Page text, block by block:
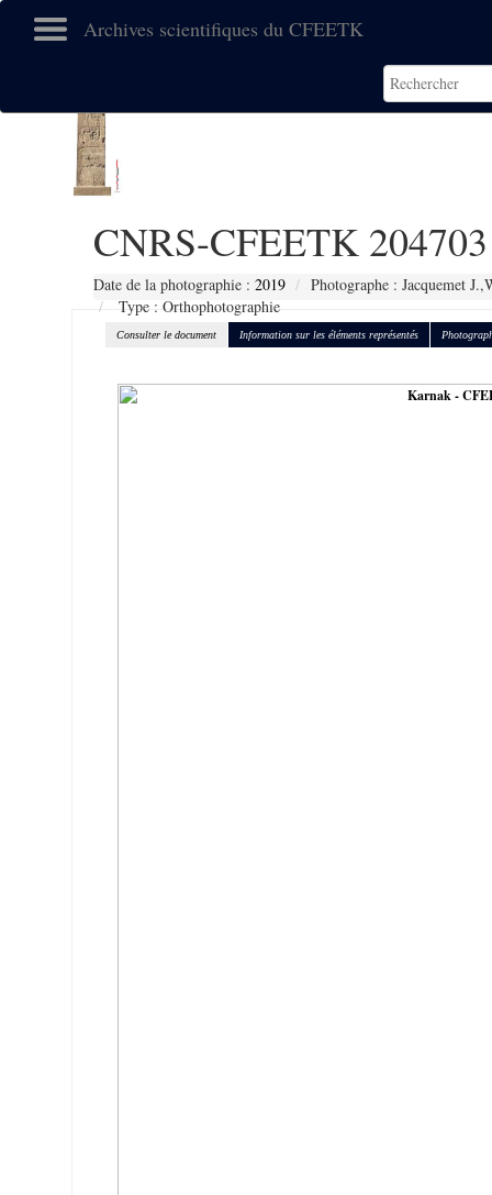
Archives scientifiques du CFEETK
CNRS-CFEETK 204703
Date de la photographie : 2019
Photographe : Jacquemet
Type : Orthophotographie
Consulter le document Information sur les éléments représentés